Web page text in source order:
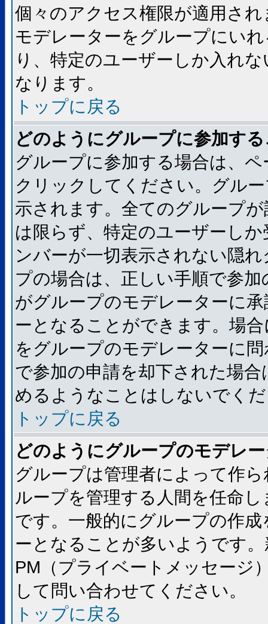
個々のアクセス権限が適用さ
モデレーターをグループにい
り、特定のユーザーしか入れ
なります。
トップに戻る
どのようにグループに参加す
グループに参加する場合は、
クリックしてください。グル
示されます。全てのグループ
は限らず、特定のユーザーし
ンバーが一切表示されない隠
プの場合は、正しい手順で参
がグループのモデレーターに
ーとなることができます。場
をグループのモデレーターに
で参加の申請を却下された場
めるようなことはしないでく
トップに戻る
どのようにグループのモデレ
グループは管理者によって作
ループを管理する人間を任命
です。一般的にグループの作
ーとなることが多いようです
PM（プライベートメッセージ
して問い合わせてください。
トップに戻る